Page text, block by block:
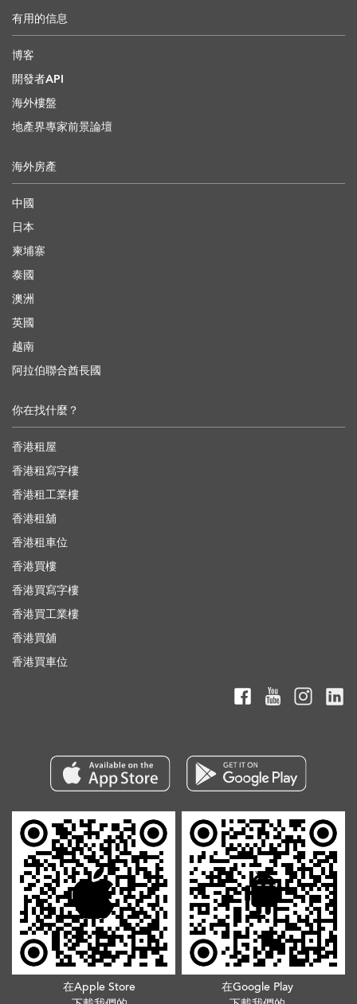
有用的信息
博客
開發者API
海外樓盤
地產界專家前景論壇
海外房產
中國
日本
柬埔寨
泰國
澳洲
英國
越南
阿拉伯聯合酋長國
你在找什麼？
香港租屋
香港租寫字樓
香港租工業樓
香港租舖
香港租車位
香港買樓
香港買寫字樓
香港買工業樓
香港買舖
香港買車位
在Apple Store
在Google Play